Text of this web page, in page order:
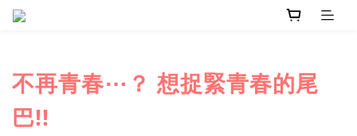
不再青春⋯？ 想捉緊青春的尾
巴!!